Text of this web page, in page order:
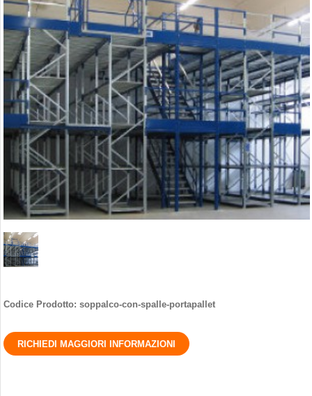
Codice Prodotto:soppalco-con-spalle-portapallet
RICHIEDI MAGGIORI INFORMAZIONI